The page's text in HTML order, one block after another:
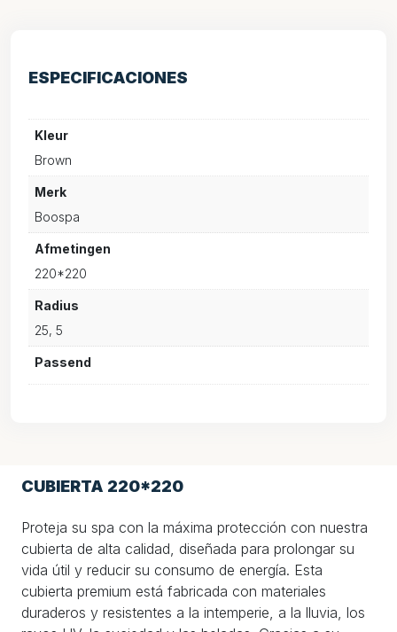
ESPECIFICACIONES
Kleur
Brown
Merk
Boospa
Afmetingen
220*220
Radius
25, 5
Passend
CUBIERTA 220*220
Proteja su spa con la máxima protección con nuestra
cubierta de alta calidad, diseñada para prolongar su
vida útil y reducir su consumo de energía. Esta
cubierta premium está fabricada con materiales
duraderos y resistentes a la intemperie, a la lluvia, los